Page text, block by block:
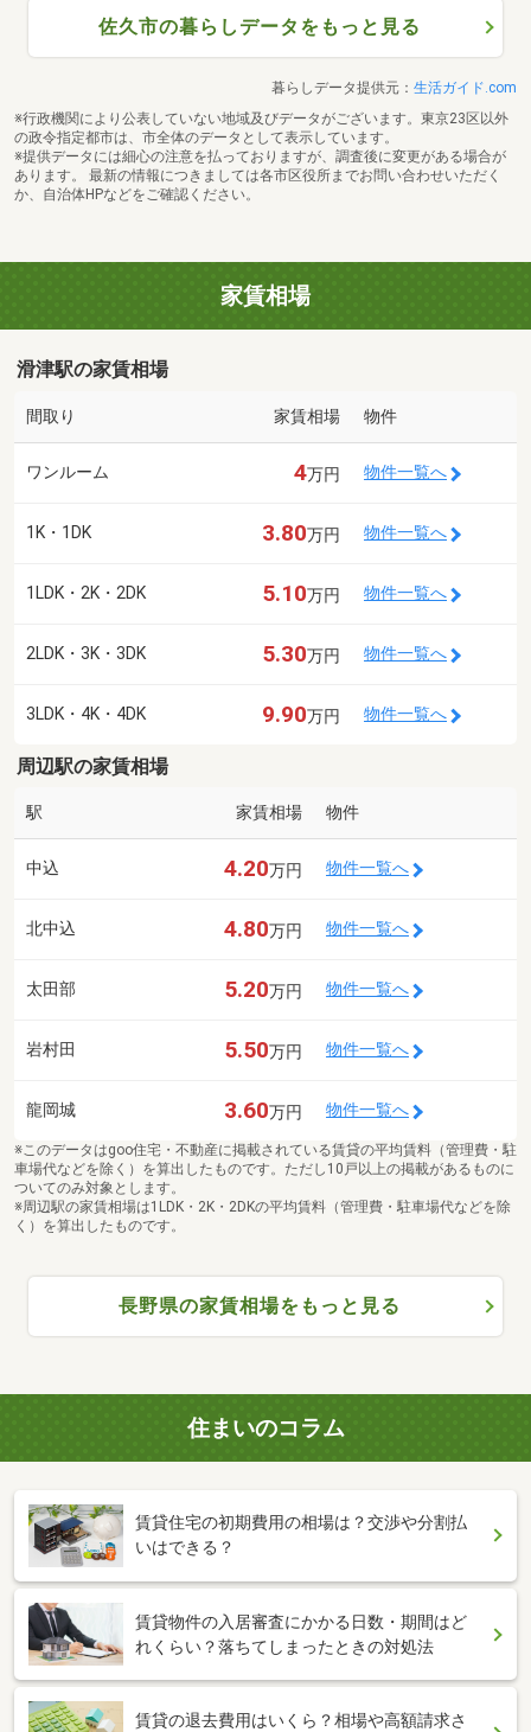
佐久市の暮らしデータをもっと見る
暮らしデータ提供元： 生活ガイド.com
※行政機関により公表していない地域及びデータがございます。東京23区以外
の政令指定都市は、市全体のデータとして表示しています。
※提供データには細心の注意を払っておりますが、調査後に変更がある場合が
あります。 最新の情報につきましては各市区役所までお問い合わせいただく
か、自治体HPなどをご確認ください。
家賃相場
滑津駅の家賃相場
間取り 家賃相場 物件
ワンルーム 4万円 物件一覧へ
1K・1DK 3.80万円 物件一覧へ
1LDK・2K・2DK 5.10万円 物件一覧へ
2LDK・3K・3DK 5.30万円 物件一覧へ
3LDK・4K・4DK 9.90万円 物件一覧へ
周辺駅の家賃相場
駅 家賃相場 物件
中込 4.20万円 物件一覧へ
北中込 4.80万円 物件一覧へ
太田部 5.20万円 物件一覧へ
岩村田 5.50万円 物件一覧へ
龍岡城 3.60万円 物件一覧へ
※このデータはgoo住宅・不動産に掲載されている賃貸の平均賃料（管理費・駐
車場代などを除く）を算出したものです。ただし10戸以上の掲載があるものに
ついてのみ対象とします。
※周辺駅の家賃相場は1LDK・2K・2DKの平均賃料（管理費・駐車場代などを除
く）を算出したものです。
長野県の家賃相場をもっと見る
住まいのコラム
賃貸住宅の初期費用の相場は？交渉や分割払
いはできる？
賃貸物件の入居審査にかかる日数・期間はど
れくらい？落ちてしまったときの対処法
賃貸の退去費用はいくら？相場や高額請求さ